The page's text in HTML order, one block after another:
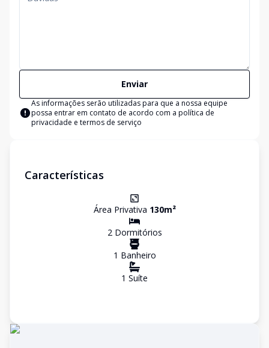
Enviar
As informações serão utilizadas para que a nossa equipe
possa entrar em contato de acordo com a política de
privacidade e termos de serviço
Características
Área Privativa 130m²
2Dormitórios
1 Banheiro
1 Suíte